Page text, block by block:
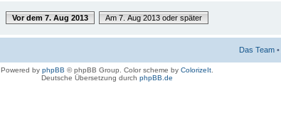
Vor dem 7. Aug 2013 Am 7. Aug 2013 oder später
Das Team •
Powered by phpBB © phpBB Group. Color scheme by ColorizeIt.
Deutsche Übersetzung durch phpBB.de